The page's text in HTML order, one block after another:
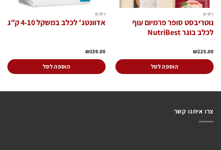
כלבים
נוטריבסט סופר פרמיום עוף
לכלב בוגר NutriBest
₪225.00
הוספה לסל
כלבים
אדוונטג' לכלב במשקל 4-10 ק"ג
₪159.00
הוספה לסל
צרו איתנו קשר